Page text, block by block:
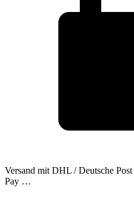
Versand mit DHL / Deutsche Post
Pay …